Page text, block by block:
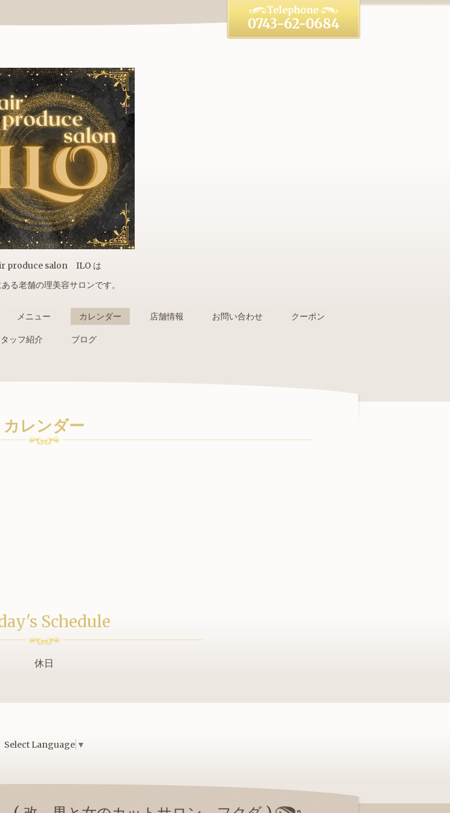
produce salon ILO は
る老舗の理美容サロンです。
0743-62-0684
メニュー カレンダー 店舗情報 お問い合わせ クーポン
ッフ紹介 ブログ
カレンダー
Schedule
休日
Select Language ▼